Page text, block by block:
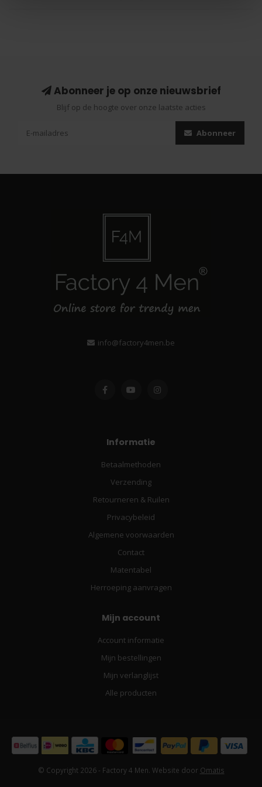
Abonneer je op onze nieuwsbrief
Blijf op de hoogte over onze laatste acties
Abonneer
info@factory4men.be
Informatie
Betaalmethoden
Verzending
Retourneren & Ruilen
Privacybeleid
Algemene voorwaarden
Contact
Matentabel
Herroeping aanvragen
Mijn account
Account informatie
Mijn bestellingen
Mijn verlanglijst
Alle producten
© Copyright 2026 - Factory 4 Men. Website door Omatis